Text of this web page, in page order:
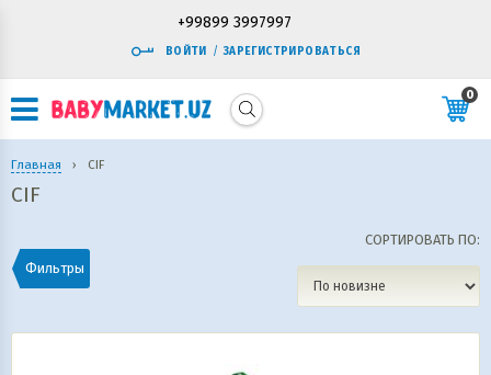
+99899 3997997
ВОЙТИ / ЗАРЕГИСТРИРОВАТЬСЯ
0
Главная › CIF
CIF
Фильтры
СОРТИРОВАТЬ ПО: